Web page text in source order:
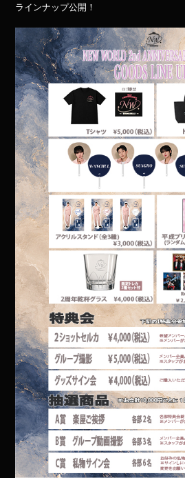
ラインナップ公開！